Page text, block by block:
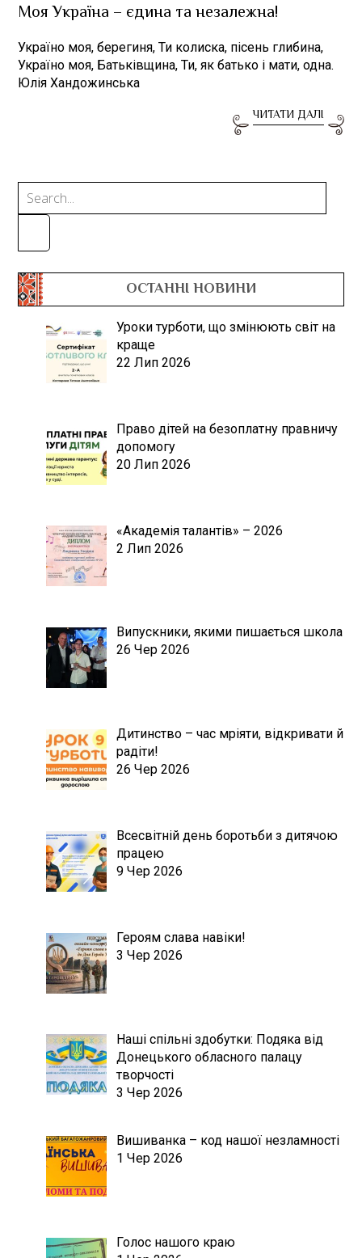
Моя Україна – єдина та незалежна!
Україно моя, берегиня, Ти колиска, пісень глибина,
Україно моя, Батьківщина, Ти, як батько і мати, одна.
Юлія Хандожинська
ЧИТАТИ ДАЛІ
ОСТАННІ НОВИНИ
Уроки турботи, що змінюють світ на
краще
22 Лип 2026
Право дітей на безоплатну правничу
допомогу
20 Лип 2026
«Академія талантів» – 2026
2 Лип 2026
Випускники, якими пишається школа
26 Чер 2026
Дитинство – час мріяти, відкривати й
радіти!
26 Чер 2026
Всесвітній день боротьби з дитячою
працею
9 Чер 2026
Героям слава навіки!
3 Чер 2026
Наші спільні здобутки: Подяка від
Донецького обласного палацу
творчості
3 Чер 2026
Вишиванка – код нашої незламності
1 Чер 2026
Голос нашого краю